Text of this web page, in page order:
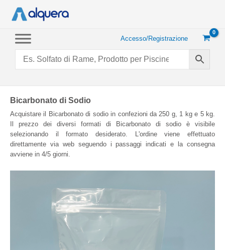
Accesso/Registrazione
Bicarbonato di Sodio
Acquistare il Bicarbonato di sodio in confezioni da 250 g, 1 kg e 5 kg.
Il prezzo dei diversi formati di Bicarbonato di sodio è visibile
selezionando il formato desiderato. L'ordine viene effettuato
direttamente via web seguendo i passaggi indicati e la consegna
avviene in 4/5 giorni.